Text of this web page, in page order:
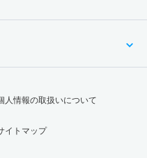
人情報の取扱いについて
イトマップ